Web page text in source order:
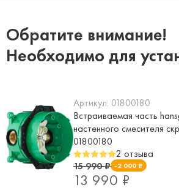
Обратите внимание!
Необходимо для
Артикул: 01800180
2 отзыва
Встраиваемая часть
настенного смесителя
01800180
15 990 ₽ -2 000 ₽
13 990 ₽